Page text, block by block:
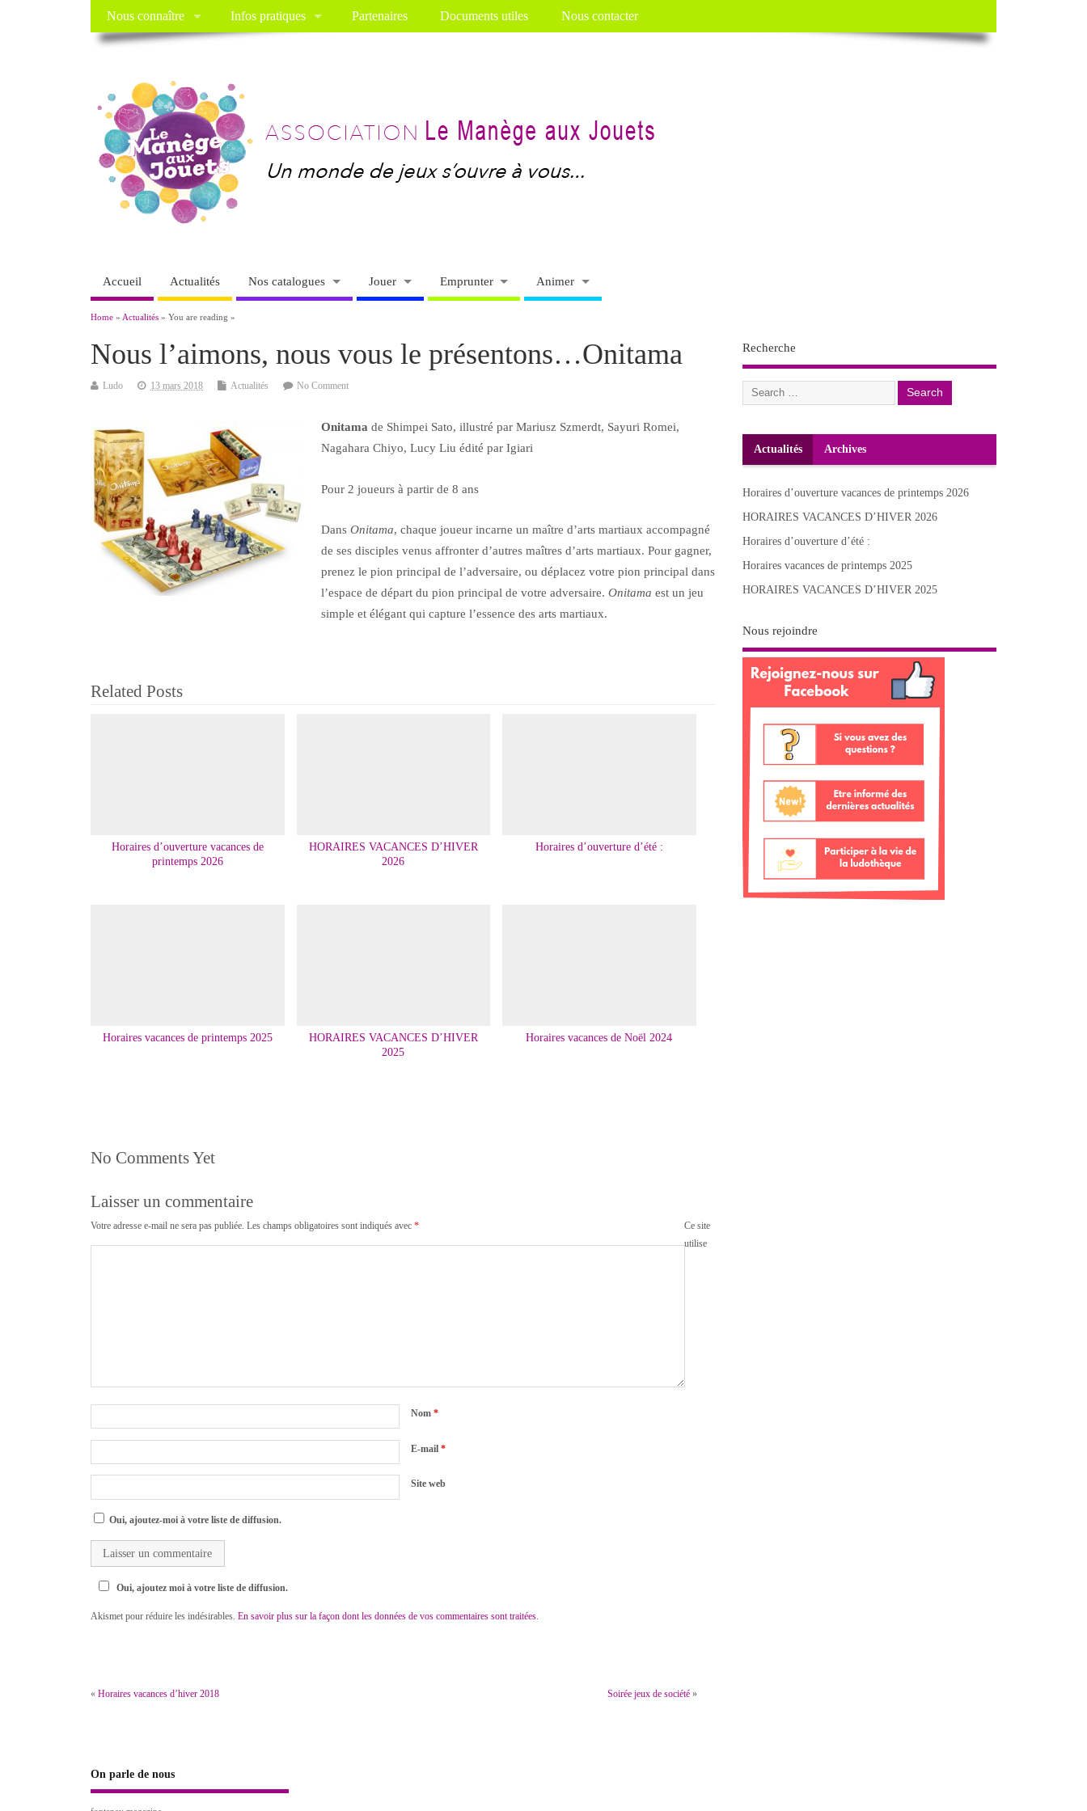
Nous connaître Infos pratiques Partenaires Documents utiles Nous contacter
Accueil Actualités Nos catalogues Jouer Emprunter Animer
Home » Actualités » You are reading »
Nous l’aimons, nous vous le présentons…Onitama
Ludo 13 mars 2018 Actualités No Comment
Onitamade Shimpei Sato, illustré par Mariusz Szmerdt, Sayuri Romei,
Nagahara Chiyo, Lucy Liu édité par Igiari
Pour 2 joueurs à partir de 8 ans
DansOnitama, chaque joueur incarne un maître d’arts martiaux accompagné
de ses disciples venus affronter d’autres maîtres d’arts martiaux. Pour gagner,
prenez le pion principal de l’adversaire, ou déplacez votre pion principal dans
l’espace de départ du pion principal de votre adversaire.Onitama est un jeu
simple et élégant qui capture l’essence des arts martiaux.
Related Posts
Horaires d’ouverture vacances de
printemps 2026
HORAIRES VACANCES D’HIVER
2026
Horaires d’ouverture d’été :
Horaires vacances de printemps 2025
HORAIRES VACANCES D’HIVER
2025
Horaires vacances de Noël 2024
No Comments Yet
Laisser un commentaire
Votre adresse e-mail ne sera pas publiée. Les champs obligatoires sont indiqués avec *
Nom *
E-mail *
Site web
Oui, ajoutez-moi à votre liste de diffusion.
Oui, ajoutez moi à votre liste de diffusion.
Ce site
utilise
Akismet pour réduire les indésirables. En savoir plus sur la façon dont les données de vos commentaires sont traitées.
« Horaires vacances d’hiver 2018 Soirée jeux de société»
Recherche
Actualités Archives
Horaires d’ouverture vacances de printemps 2026
HORAIRES VACANCES D’HIVER 2026
Horaires d’ouverture d’été :
Horaires vacances de printemps 2025
HORAIRES VACANCES D’HIVER 2025
Nous rejoindre
On parle de nous